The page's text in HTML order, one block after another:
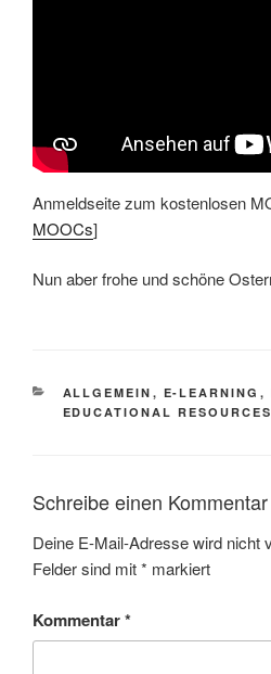
Anmeldseite zum kostenlosen
MOOCs]
Nun aber frohe und schöne
KATEGORIEN
ALLGEMEIN , E-LEARNING ,
EDUCATIONAL RESOURCES
Schreibe einen Kommentar
Deine E-Mail-Adresse wird nicht
Felder sind mit* markiert
Kommentar*